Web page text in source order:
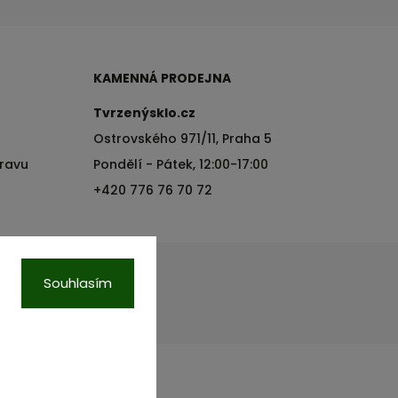
Souhlasím
KAMENNÁ PRODEJNA
Tvrzenýsklo.cz
Ostrovského 971/11, Praha 5
Pondělí - Pátek, 12:00-17:00
+420 776 76 70 72